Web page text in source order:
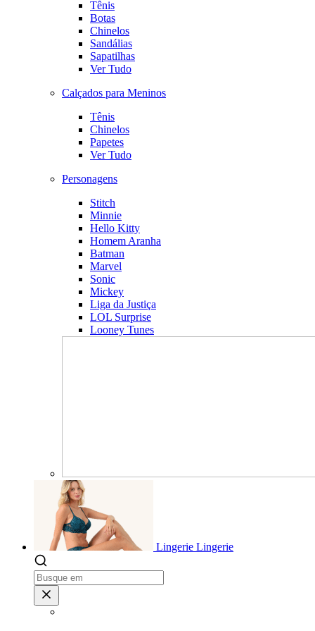
Tênis
Botas
Chinelos
Sandálias
Sapatilhas
Ver Tudo
Calçados para Meninos
Tênis
Chinelos
Papetes
Ver Tudo
Personagens
Stitch
Minnie
Hello Kitty
Homem Aranha
Batman
Marvel
Sonic
Mickey
Liga da Justiça
LOL Surprise
Looney Tunes
Lingerie Lingerie